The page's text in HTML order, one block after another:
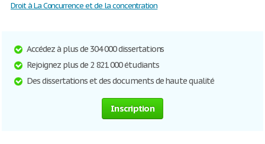
Droit à La Concurrence et de la concentration
Accédez à plus de 304 000 dissertations
Rejoignez plus de 2 821 000 étudiants
Des dissertations et des documents de haute qualité
Inscription